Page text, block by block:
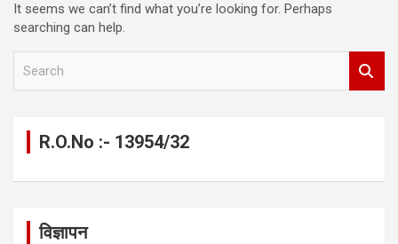
It seems we can’t find what you’re looking for. Perhaps
searching can help.
R.O.No :- 13954/32
विज्ञापन